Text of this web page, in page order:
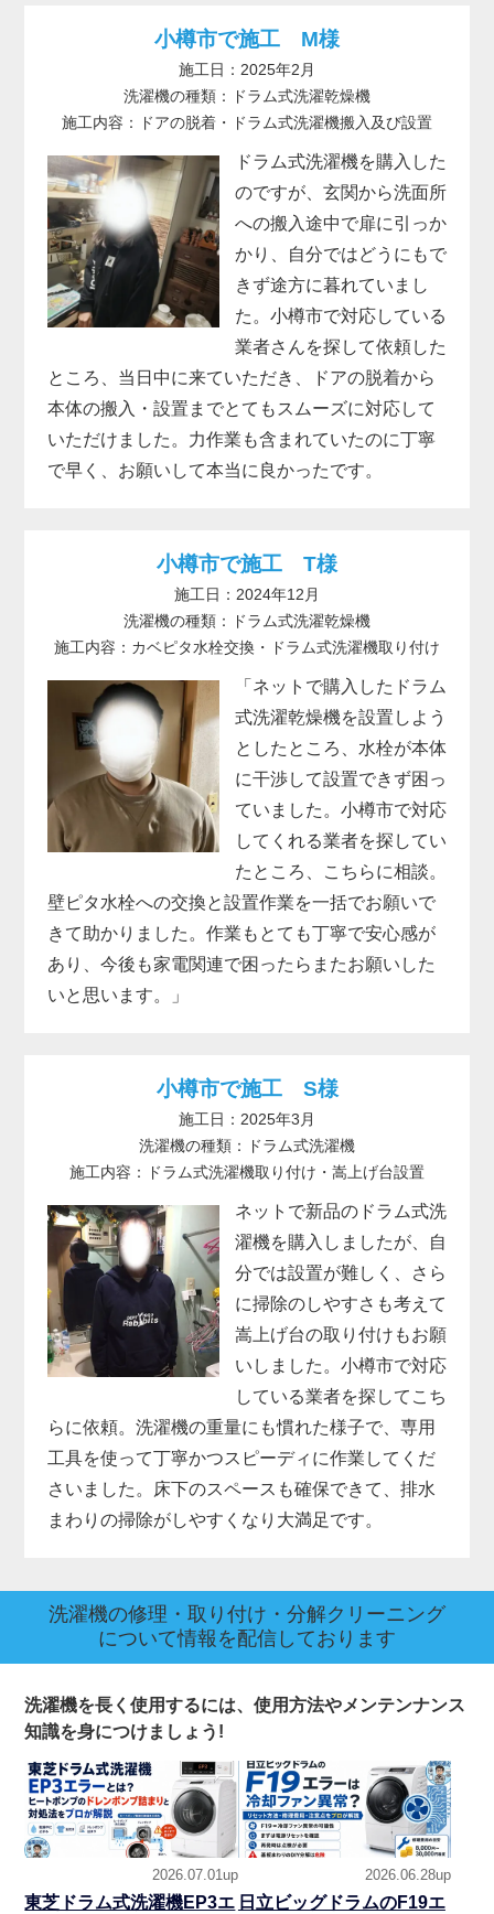
小樽市で施工 M様
施工日：2025年2月
洗濯機の種類：ドラム式洗濯乾燥機
施工内容：ドアの脱着・ドラム式洗濯機搬入及び設置
ドラム式洗濯機を購入した
のですが、玄関から洗面所
への搬入途中で扉に引っか
かり、自分ではどうにもで
きず途方に暮れていまし
た。小樽市で対応している
業者さんを探して依頼した
ところ、当日中に来ていただき、ドアの脱着から
本体の搬入・設置までとてもスムーズに対応して
いただけました。力作業も含まれていたのに丁寧
で早く、お願いして本当に良かったです。
小樽市で施工 T様
施工日：2024年12月
洗濯機の種類：ドラム式洗濯乾燥機
施工内容：カベピタ水栓交換・ドラム式洗濯機取り付け
「ネットで購入したドラム
式洗濯乾燥機を設置しよう
としたところ、水栓が本体
に干渉して設置できず困っ
ていました。小樽市で対応
してくれる業者を探してい
たところ、こちらに相談。
壁ピタ水栓への交換と設置作業を一括でお願いで
きて助かりました。作業もとても丁寧で安心感が
あり、今後も家電関連で困ったらまたお願いした
いと思います。」
小樽市で施工 S様
施工日：2025年3月
洗濯機の種類：ドラム式洗濯機
施工内容：ドラム式洗濯機取り付け・嵩上げ台設置
ネットで新品のドラム式洗
濯機を購入しましたが、自
分では設置が難しく、さら
に掃除のしやすさも考えて
嵩上げ台の取り付けもお願
いしました。小樽市で対応
している業者を探してこち
らに依頼。洗濯機の重量にも慣れた様子で、専用
工具を使って丁寧かつスピーディに作業してくだ
さいました。床下のスペースも確保できて、排水
まわりの掃除がしやすくなり大満足です。
洗濯機の修理・取り付け・分解クリーニング
について情報を配信しております
洗濯機を長く使用するには、使用方法やメンテンナンス
知識を身につけましょう!
2026.07.01up
東芝ドラム式洗濯機EP3エ
2026.06.28up
日立ビッグドラムのF19エ